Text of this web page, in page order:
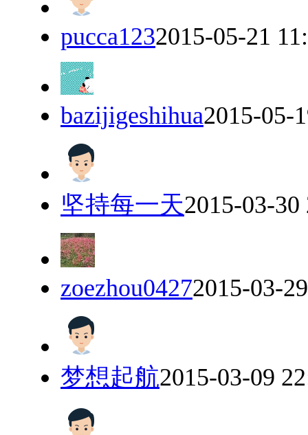
pucca1232015-05-21
bazijigeshihua2015-05-
坚持每一天2015-03-30
zoezhou04272015-03-
梦想起航2015-03-09